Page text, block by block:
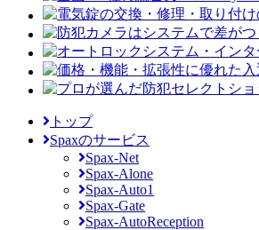
トップ
Spaxのサービス
Spax-Net
Spax-Alone
Spax-Auto1
Spax-Gate
Spax-AutoReception